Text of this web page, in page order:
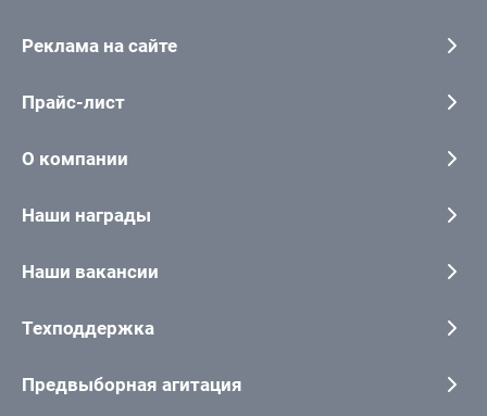
Реклама на сайте
Прайс-лист
О компании
Наши награды
Наши вакансии
Техподдержка
Предвыборная агитация